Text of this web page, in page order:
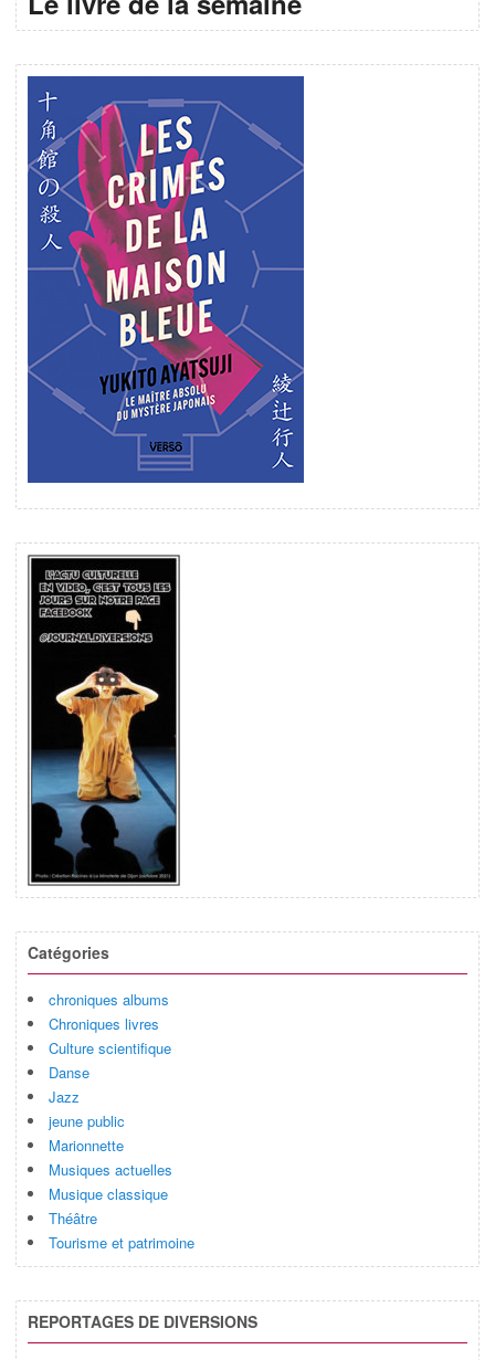
Catégories
chroniques albums
Chroniques livres
Culture scientifique
Danse
Jazz
jeune public
Marionnette
Musiques actuelles
Musique classique
Théâtre
Tourisme et patrimoine
REPORTAGES DE DIVERSIONS